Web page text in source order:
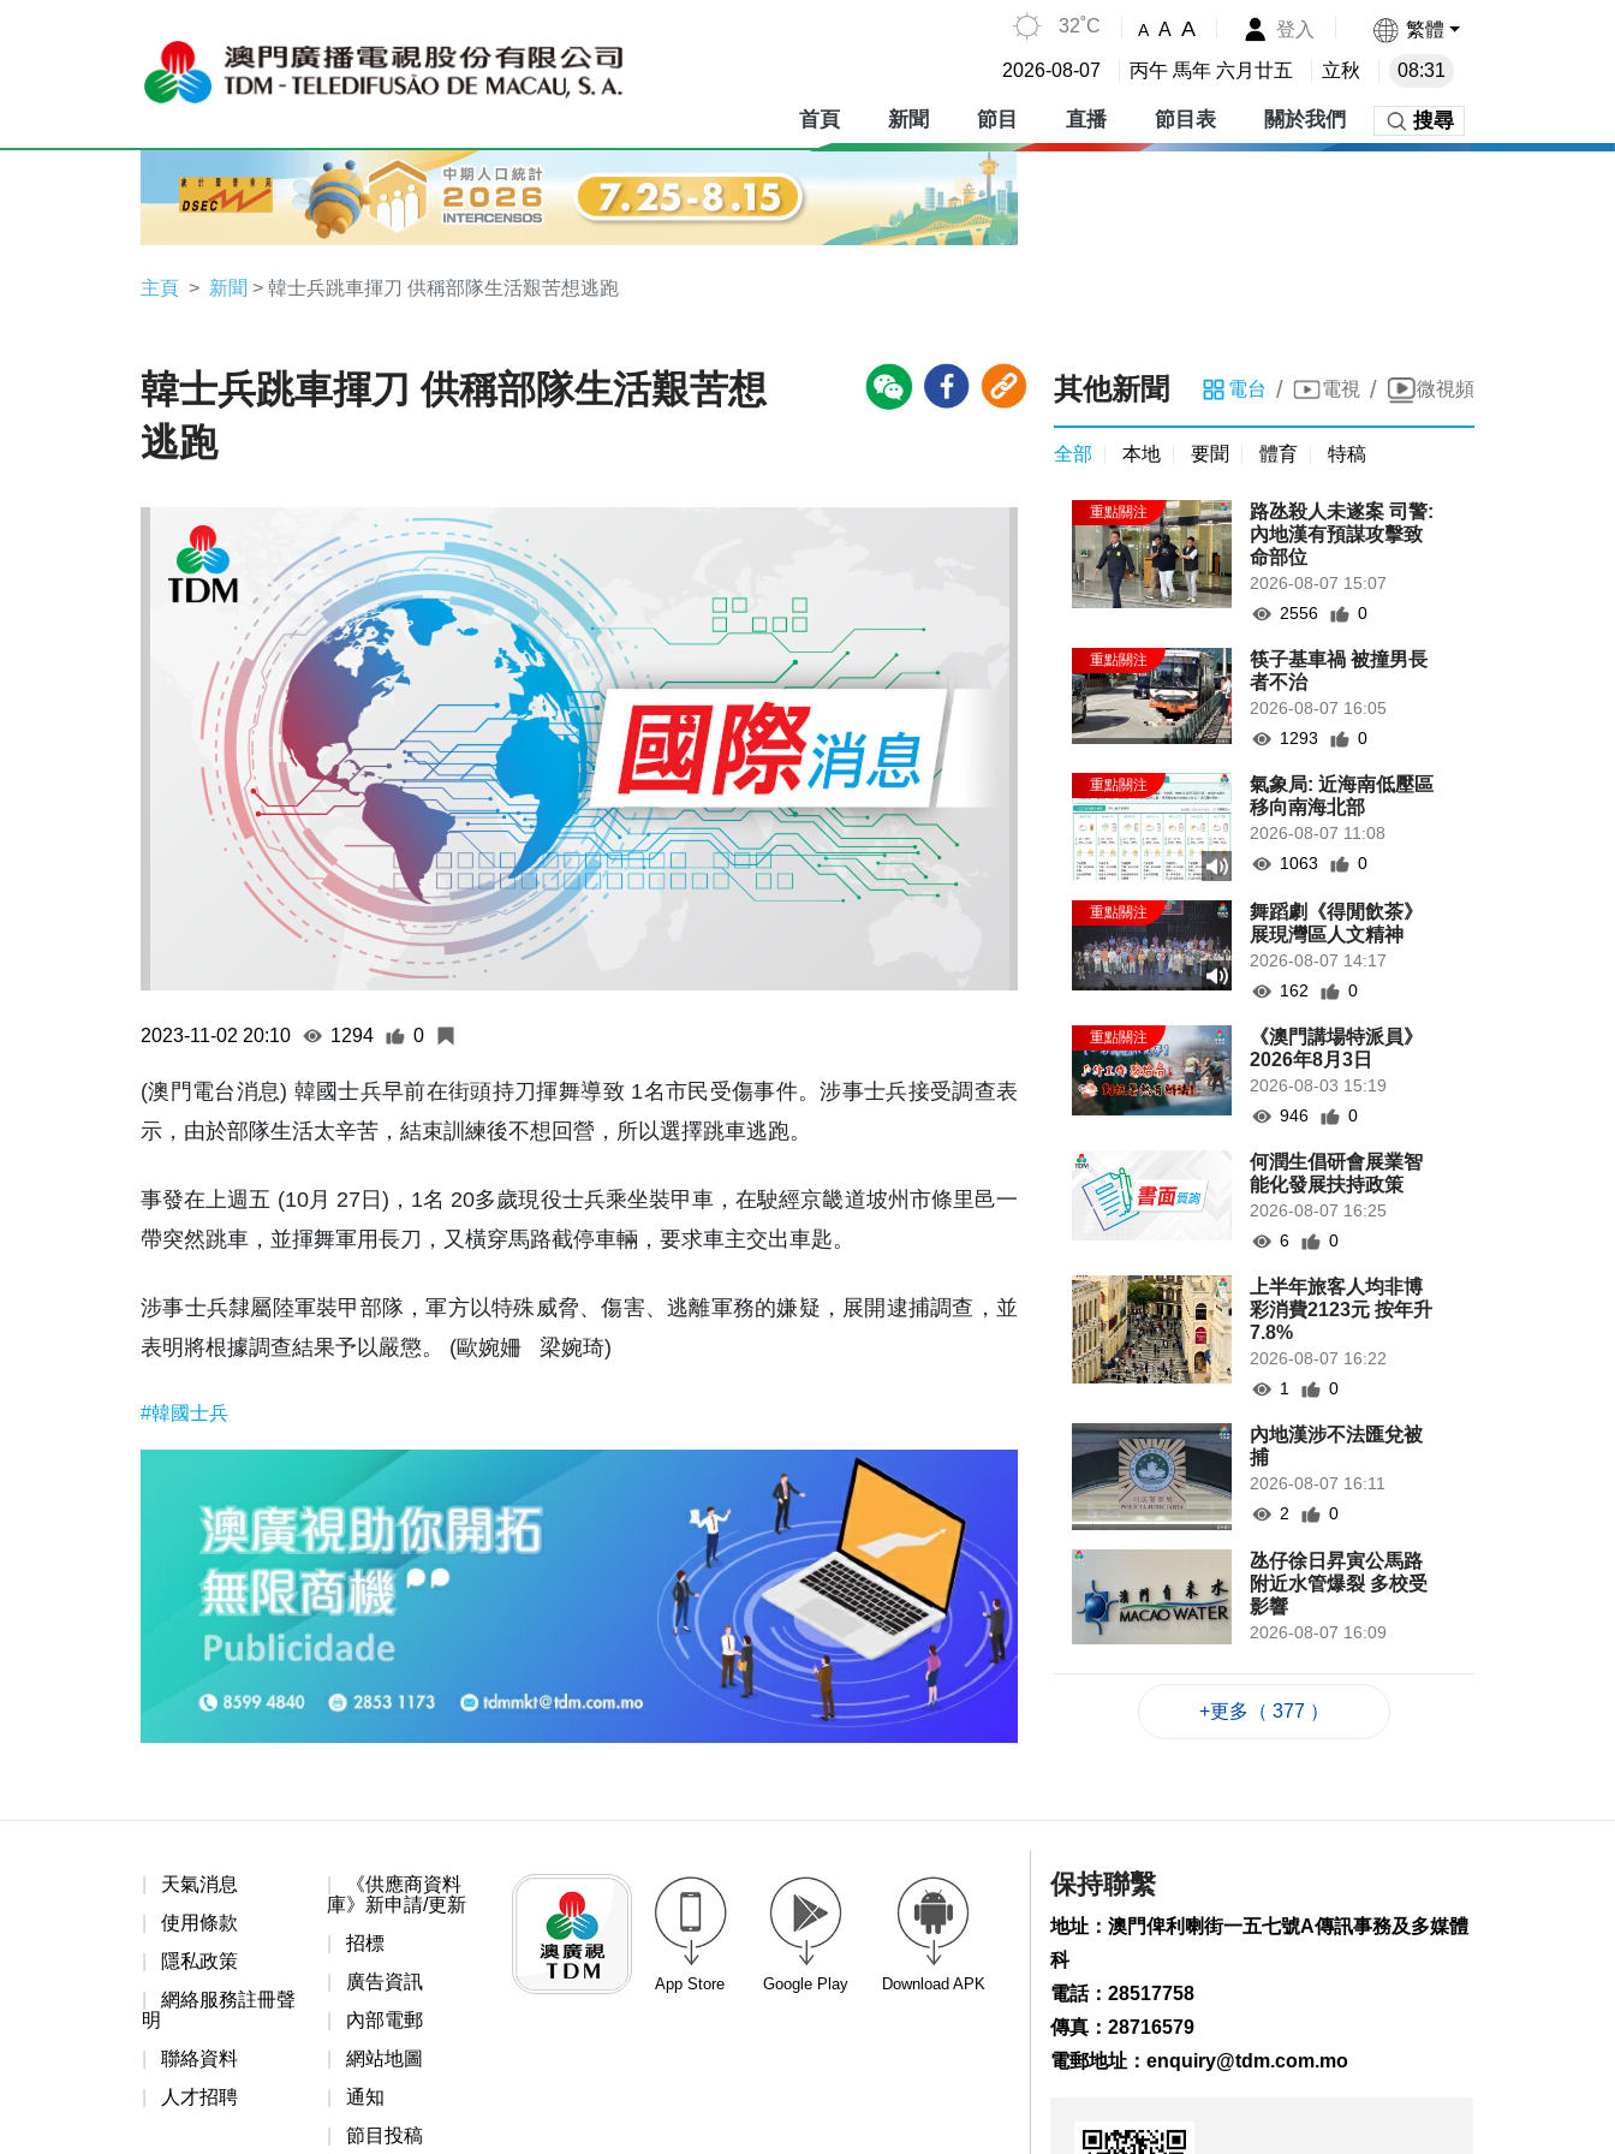
32˚C A A A 登入 繁體
2026-08-07 丙午 馬年 六月廿五 立秋 08:31
首頁 新聞 節目 直播 節目表 關於我們 搜尋
主頁 新聞 > 韓士兵跳車揮刀 供稱部隊生活艱苦想逃跑
韓士兵跳車揮刀 供稱部隊生活艱苦想
逃跑
2023-11-02 20:10 1294 0
(澳門電台消息) 韓國士兵早前在街頭持刀揮舞導致 1名市民受傷事件。涉事士兵接受調查表
示，由於部隊生活太辛苦，結束訓練後不想回營，所以選擇跳車逃跑。
事發在上週五 (10月 27日)，1名 20多歲現役士兵乘坐裝甲車，在駛經京畿道坡州市條里邑一
帶突然跳車，並揮舞軍用長刀，又橫穿馬路截停車輛，要求車主交出車匙。
涉事士兵隸屬陸軍裝甲部隊，軍方以特殊威脅、傷害、逃離軍務的嫌疑，展開逮捕調查，並
表明將根據調查結果予以嚴懲。 (歐婉姍 梁婉琦)
#韓國士兵
其他新聞 電台 / 電視 / 微視頻
全部 本地 要聞 體育 特稿
路氹殺人未遂案 司警:
內地漢有預謀攻擊致
命部位
2026-08-07 15:07
2556
0
筷子基車禍 被撞男長
者不治
2026-08-07 16:05
1293
0
氣象局: 近海南低壓區
移向南海北部
2026-08-07 11:08
1063
0
舞蹈劇《得閒飲茶》
展現灣區人文精神
2026-08-07 14:17
162
0
《澳門講場特派員》
2026年8月3日
2026-08-03 15:19
946
0
何潤生倡研會展業智
能化發展扶持政策
2026-08-07 16:25
6
0
上半年旅客人均非博
彩消費2123元 按年升
7.8%
2026-08-07 16:22
1
0
內地漢涉不法匯兌被
捕
2026-08-07 16:11
2
0
氹仔徐日昇寅公馬路
附近水管爆裂 多校受
影響
2026-08-07 16:09
內地漢涉擅取提款機
68
+更多（ 377 ）
天氣消息
使用條款
隱私政策
網絡服務註冊聲
明
聯絡資料
人才招聘
《供應商資料
庫》新申請/更新
招標
廣告資訊
內部電郵
網站地圖
通知
節目投稿
App Store Google Play Download APK
保持聯繫
地址：澳門俾利喇街一五七號A傳訊事務及多媒體
科
電話：28517758
傳真：28716579
電郵地址： enquiry@tdm.com.mo